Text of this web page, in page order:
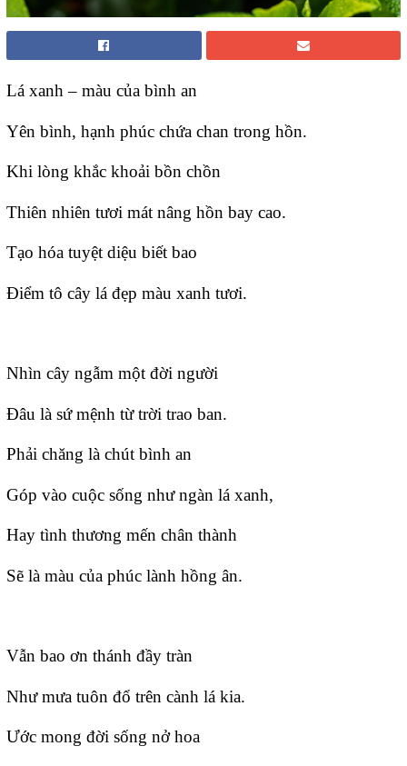
Lá xanh – màu của bình an
Yên bình, hạnh phúc chứa chan trong hồn.
Khi lòng khắc khoải bồn chồn
Thiên nhiên tươi mát nâng hồn bay cao.
Tạo hóa tuyệt diệu biết bao
Điểm tô cây lá đẹp màu xanh tươi.
Nhìn cây ngẫm một đời người
Đâu là sứ mệnh từ trời trao ban.
Phải chăng là chút bình an
Góp vào cuộc sống như ngàn lá xanh,
Hay tình thương mến chân thành
Sẽ là màu của phúc lành hồng ân.
Vẫn bao ơn thánh đầy tràn
Như mưa tuôn đổ trên cành lá kia.
Ước mong đời sống nở hoa